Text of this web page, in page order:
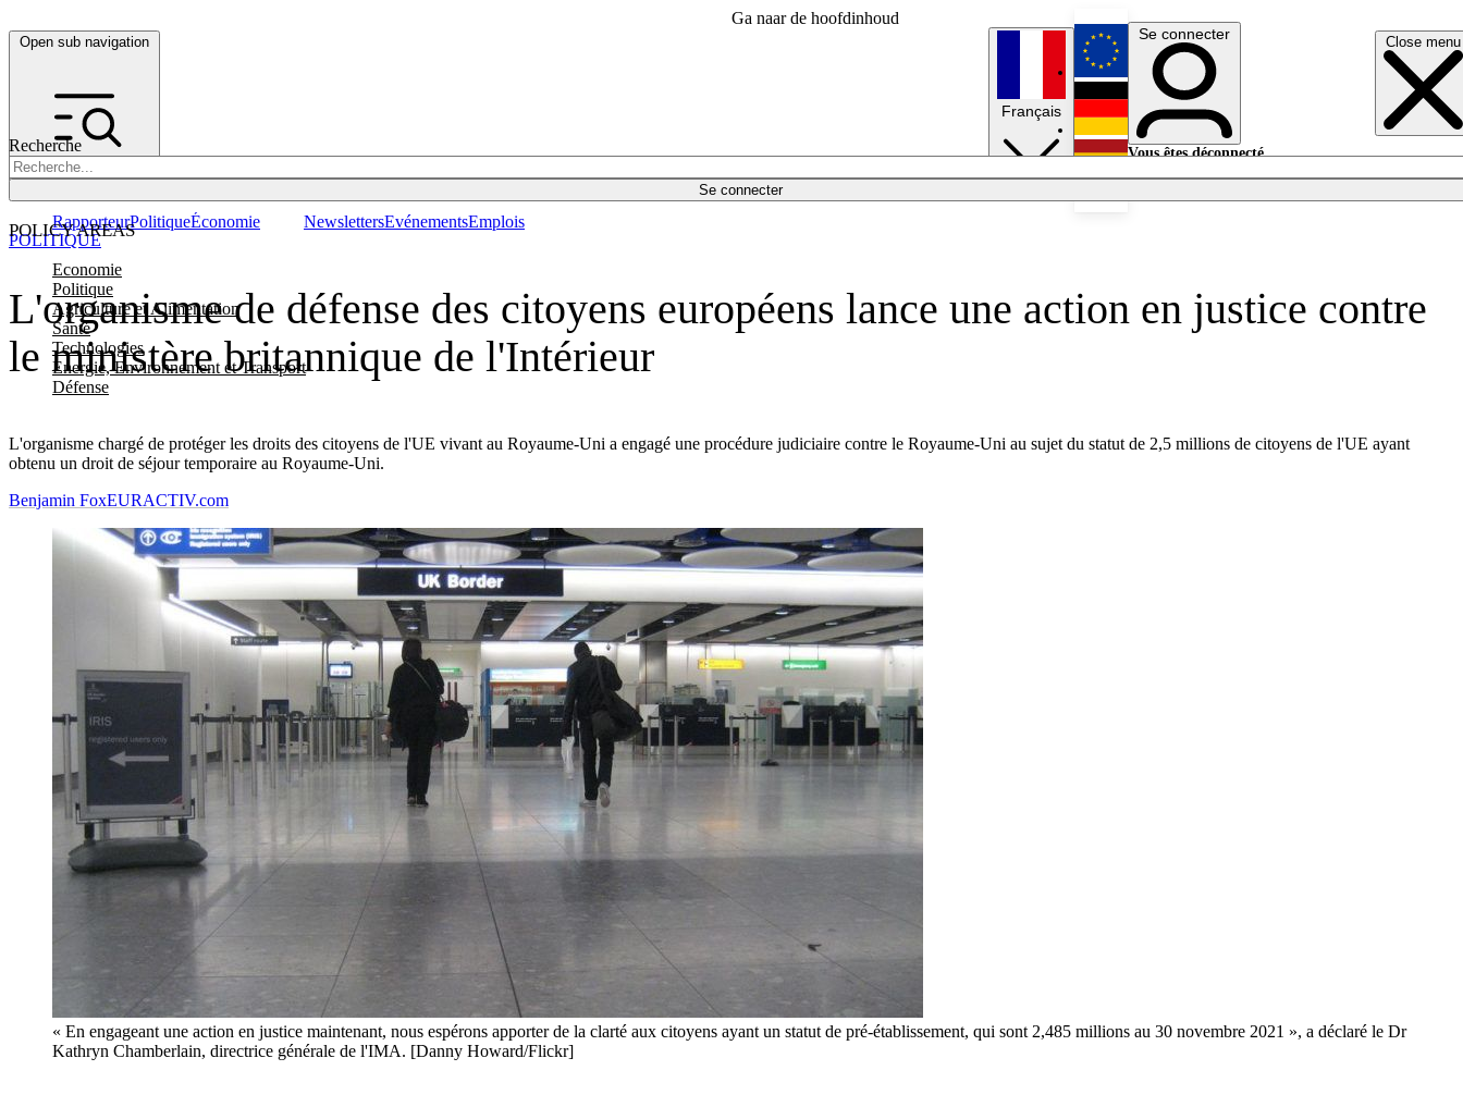
Ga naar de hoofdinhoud
Open sub navigation Close menu
Recherche
Se connecter
POLICY AREAS
Economie
Politique
Agriculture et Alimentation
Santé
Technologies
Energie, Environnement et Transport
Défense
RapporteurPolitiqueÉconomie NewslettersEvénementsEmplois
Français
English
Deutsch
Se connecter
Vous êtes déconnecté.
L'organisme de défense des citoyens européens lance une action en justice contre
le ministère britannique de l'Intérieur
L'organisme chargé de protéger les droits des citoyens de l'UE vivant au Royaume-Uni a engagé une procédure judiciaire contre le Royaume-Uni au sujet du statut de 2,5 millions de citoyens de l'UE ayant
obtenu un droit de séjour temporaire au Royaume-Uni.
POLITIQUE
Benjamin FoxEURACTIV.com
« En engageant une action en justice maintenant, nous espérons apporter de la clarté aux citoyens ayant un statut de pré-établissement, qui sont 2,485 millions au 30 novembre 2021 », a déclaré le Dr
Kathryn Chamberlain, directrice générale de l'IMA. [Danny Howard/Flickr]